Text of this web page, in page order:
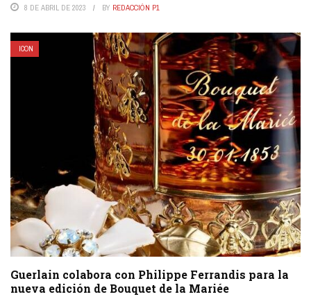
8 DE ABRIL DE 2023 BY REDACCIÓN P1
ICON
Guerlain colabora con Philippe Ferrandis para la
nueva edición de Bouquet de la Mariée